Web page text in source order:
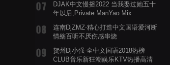
DJAK中文慢摇2022 当我娶过她五十
年以后,Private ManYao Mix
连南DjZMZ-精心打造中文国语爱河断
情殇百听不厌伤感串烧
贺州Dj小强-全中文国语2018热榜
CLUB音乐新狂潮娱乐KTV热播高清